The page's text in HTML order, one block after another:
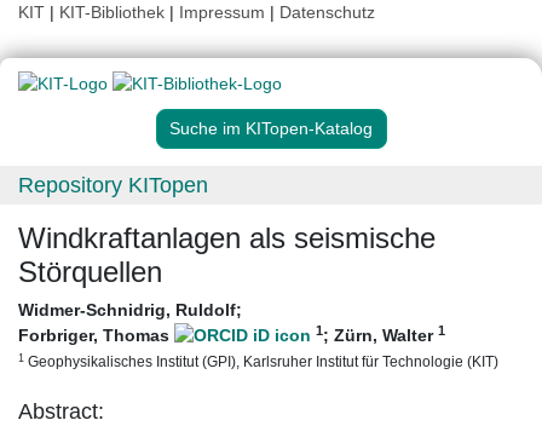
KIT | KIT-Bibliothek | Impressum | Datenschutz
Suche im KITopen-Katalog
Repository KITopen
Windkraftanlagen als seismische
Störquellen
Widmer-Schnidrig, Ruldolf;
Forbriger, Thomas
1; Zürn, Walter 1
1 Geophysikalisches Institut (GPI), Karlsruher Institut für Technologie (KIT)
Abstract: